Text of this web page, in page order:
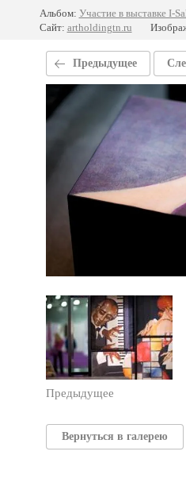
Альбом: Участие в выставке I-
Сайт: artholdingtn.ru
Предыдущее
Предыдущее
Вернуться в галерею